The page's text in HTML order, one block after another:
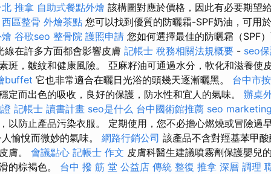
推拿 自助式餐點外燴 該構圖對應於價格，因此有必要期望
西區整骨 外燴茶點 您可以找到優質的防曬霜-SPF奶油，可用
谷歌seo 整骨院 護照申請 您如何選擇最佳的防曬霜（SPF
在許多方面都會影響皮膚 記帳士 稅務相關法規概要 - seo
斑，皺紋和健康風險。 亞麻籽油可通過水分，軟化和滋養使
buffet 它也非常適合在曬日光浴的頭幾天逐漸曬黑。 台中市
定而出色的吸收，良好的保護，防水性和宜人的氣味。 辦桌
記帳士 讀書計畫 seo是什么 台中國術館推薦 seo
以防止產品污染衣服。 定期使用，您不必擔心燃燒或冒險過
愉悅而微妙的氣味。 網路行銷公司 該產品不含對羥基苯甲
膚。 會議點心 記帳士 作文 皮膚科醫生建議噴霧劑保護嬰兒
的棕褐色。 台中 撥 筋 堂 公益店 傳統 整復 推拿 深層 調理